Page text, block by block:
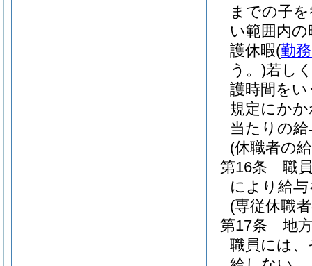
までの子
い範囲内
護休暇(勤
う。)若し
護時間をい
規定にか
当たりの
(休職者の
第16条
職
により給
(専従休職
第17条
地
職員には